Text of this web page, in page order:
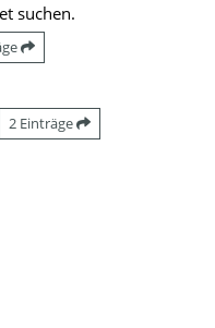
suchen.
2 Einträge